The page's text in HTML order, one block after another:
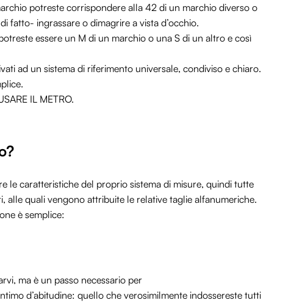
potreste corrispondere alla 42 di un marchio diverso o
fatto- ingrassare o dimagrire a vista d’occhio.
essere un M di un marchio o una S di un altro e così
ad un sistema di riferimento universale, condiviso e chiaro.
IL METRO.
le caratteristiche del proprio sistema di misure, quindi tutte
alle quali vengono attribuite le relative taglie alfanumeriche.
è semplice:
ma è un passo necessario per
d’abitudine: quello che verosimilmente indossereste tutti